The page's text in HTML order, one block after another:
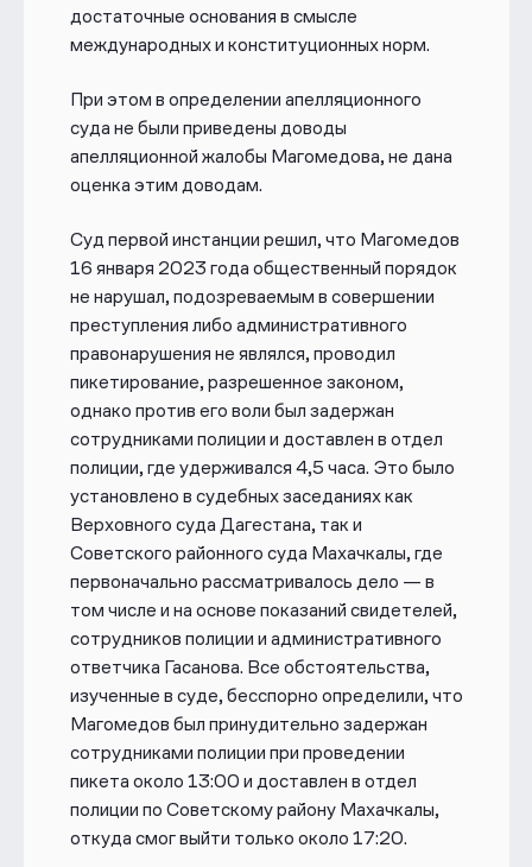
достаточные основания в смысле
международных и конституционных норм.
При этом в определении апелляционного
суда не были приведены доводы
апелляционной жалобы Магомедова, не дана
оценка этим доводам.
Суд первой инстанции решил, что Магомедов
16 января 2023 года общественный порядок
не нарушал, подозреваемым в совершении
преступления либо административного
правонарушения не являлся, проводил
пикетирование, разрешенное законом,
однако против его воли был задержан
сотрудниками полиции и доставлен в отдел
полиции, где удерживался 4,5 часа. Это было
установлено в судебных заседаниях как
Верховного суда Дагестана, так и
Советского районного суда Махачкалы, где
первоначально рассматривалось дело — в
том числе и на основе показаний свидетелей,
сотрудников полиции и административного
ответчика Гасанова. Все обстоятельства,
изученные в суде, бесспорно определили, что
Магомедов был принудительно задержан
сотрудниками полиции при проведении
пикета около 13:00 и доставлен в отдел
полиции по Советскому району Махачкалы,
откуда смог выйти только около 17:20.